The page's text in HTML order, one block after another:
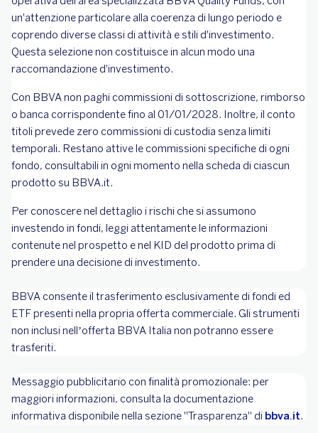
un'attenzione particolare alla coerenza di lungo periodo e
coprendo diverse classi di attività e stili d'investimento.
Questa selezione non costituisce in alcun modo una
raccomandazione d'investimento.
Con BBVA non paghi commissioni di sottoscrizione, rimborso
o banca corrispondente fino al 01/01/2028. Inoltre, il conto
titoli prevede zero commissioni di custodia senza limiti
temporali. Restano attive le commissioni specifiche di ogni
fondo, consultabili in ogni momento nella scheda di ciascun
prodotto su BBVA.it.
Per conoscere nel dettaglio i rischi che si assumono
investendo in fondi, leggi attentamente le informazioni
contenute nel prospetto e nel KID del prodotto prima di
prendere una decisione di investimento.
BBVA consente il trasferimento esclusivamente di fondi ed
ETF presenti nella propria offerta commerciale. Gli strumenti
non inclusi nell’offerta BBVA Italia non potranno essere
trasferiti.
Messaggio pubblicitario con finalità promozionale: per
maggiori informazioni, consulta la documentazione
informativa disponibile nella sezione "Trasparenza" di bbva.it.